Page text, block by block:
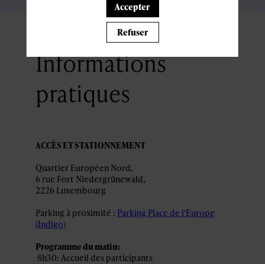
Informations
pratiques
ACCÈS ET STATIONNEMENT
Quartier Européen Nord,
6 rue Fort Niedergrünewald,
2226 Luxembourg
Parking à proximité : Parking Place de l'Europe
(Indigo)
Programme du matin:
8h30: Accueil des participants
Accepter
Refuser